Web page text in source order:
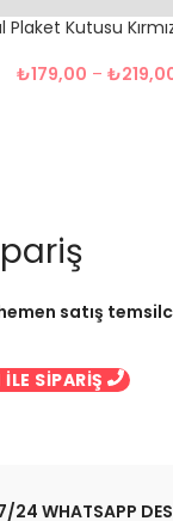
Plaket Kutusu
₺179,00 – ₺
satış
İLE SİPARİŞ
24 WHATSAPP